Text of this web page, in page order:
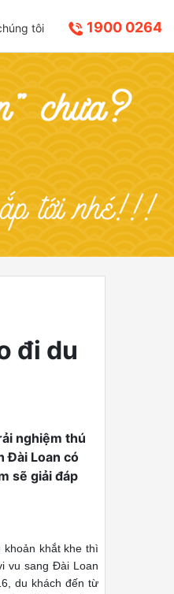
tôi 1900 0264
đi du
nghiệm thú
Đài Loan có
sẽ giải đáp
khắt khe thì
vu sang Đài Loan
du khách đến từ